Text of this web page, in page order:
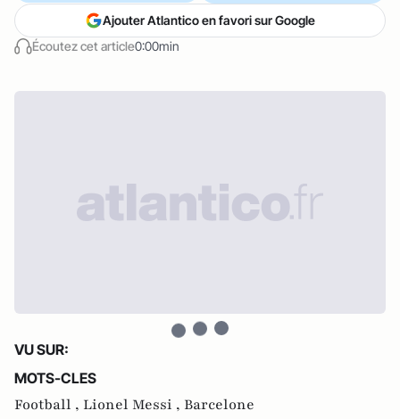
Écoutez cet article0:00min
Ajouter Atlantico en favori sur Google
VU SUR:
MOTS-CLES
Football , Lionel Messi , Barcelone